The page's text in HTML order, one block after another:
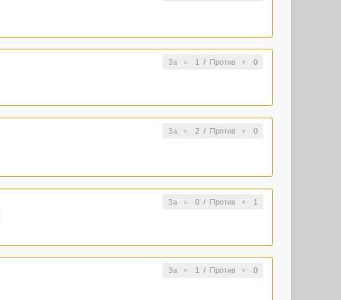
За 1 / Против 0
За 2/ Против 0
За 0/ Против 1
За 1 / Против 0